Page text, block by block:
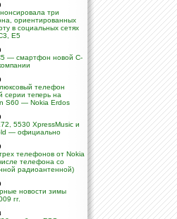
три
ориентированных
в социальных сетях
E5
— смартфон новой C-
телефон
серии теперь на
S60 — Nokia Erdos
5530 XpressMusic и
— официально
телефонов от Nokia
телефона со
радиоантенной)
новости зимы
гг.